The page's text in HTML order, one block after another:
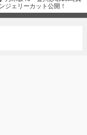
ジェリーカット公開！